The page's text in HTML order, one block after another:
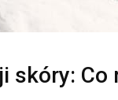
skóry: